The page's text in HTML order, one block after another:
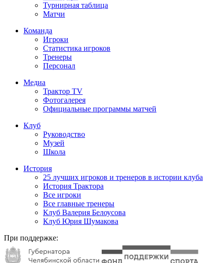
Турнирная таблица
Матчи
Команда
Игроки
Статистика игроков
Тренеры
Персонал
Медиа
Трактор TV
Фотогалерея
Официальные программы матчей
Клуб
Руководство
Музей
Школа
История
25 лучших игроков и тренеров в истории клуба
История Трактора
Все игроки
Все главные тренеры
Клуб Валерия Белоусова
Клуб Юрия Шумакова
При поддержке: